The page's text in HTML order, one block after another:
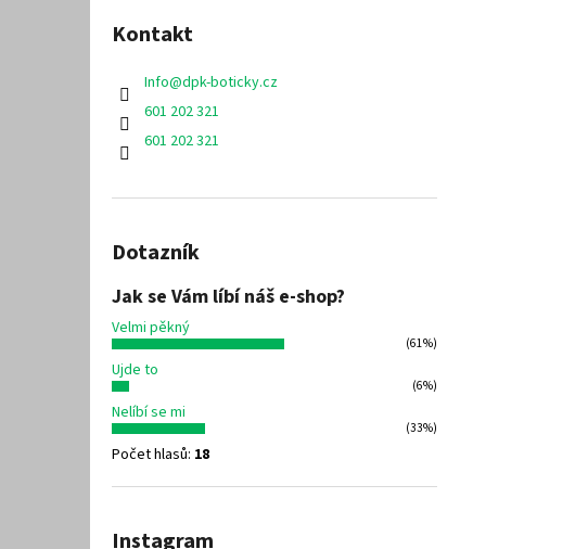
Kontakt
Info@dpk-boticky.cz
601 202 321
601 202 321
Dotazník
Jak se Vám líbí náš e-shop?
Velmi pěkný
(61%)
Ujde to
(6%)
Nelíbí se mi
(33%)
Počet hlasů: 18
Instagram